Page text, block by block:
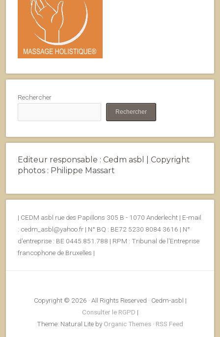
Rechercher
Rechercher
Editeur responsable : Cedm asbl | Copyright
photos : Philippe Massart
| CEDM asbl rue des Papillons 305 B - 1070 Anderlecht | E-mail
: cedm_asbl@yahoo.fr | N° BQ : BE72 5230 8084 3616 | N°
d'entreprise : BE 0445.851.788 | RPM : Tribunal de l'Entreprise
francophone de Bruxelles |
Copyright © 2026 · All Rights Reserved · Cedm-asbl |
Consulter le RGPD |
Theme: Natural Lite by Organic Themes · RSS Feed